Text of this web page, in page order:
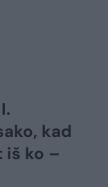
kad
iš ko –